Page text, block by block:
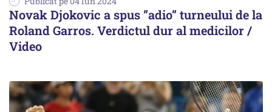
Novak Djokovic a spus ”adio” turneului de la
Roland Garros. Verdictul dur al medicilor /
Video